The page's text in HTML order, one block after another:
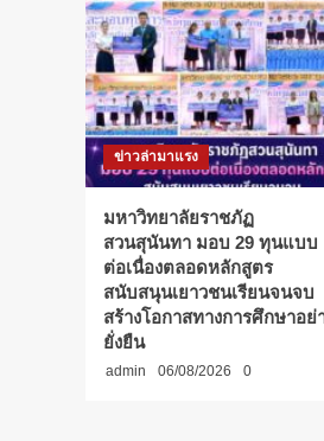
กีฬา
จุด
ไฟ
ใจ
สู่
ชัยชนะ!
ข่าวล่ามาแรง
มหาวิทยาลัยราชภัฏ
สวนสุนันทา มอบ 29 ทุนแบบ
ต่อเนื่องตลอดหลักสูตร
สนับสนุนเยาวชนเรียนจนจบ
สร้างโอกาสทางการศึกษาอย่
ยั่งยืน
admin 06/08/2026 0